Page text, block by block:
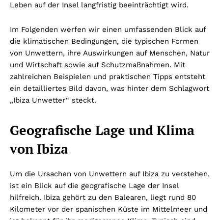
Leben auf der Insel langfristig beeinträchtigt wird.
Im Folgenden werfen wir einen umfassenden Blick auf
die klimatischen Bedingungen, die typischen Formen
von Unwettern, ihre Auswirkungen auf Menschen, Natur
und Wirtschaft sowie auf Schutzmaßnahmen. Mit
zahlreichen Beispielen und praktischen Tipps entsteht
ein detailliertes Bild davon, was hinter dem Schlagwort
„Ibiza Unwetter“ steckt.
Geografische Lage und Klima
von Ibiza
Um die Ursachen von Unwettern auf Ibiza zu verstehen,
ist ein Blick auf die geografische Lage der Insel
hilfreich. Ibiza gehört zu den Balearen, liegt rund 80
Kilometer vor der spanischen Küste im Mittelmeer und